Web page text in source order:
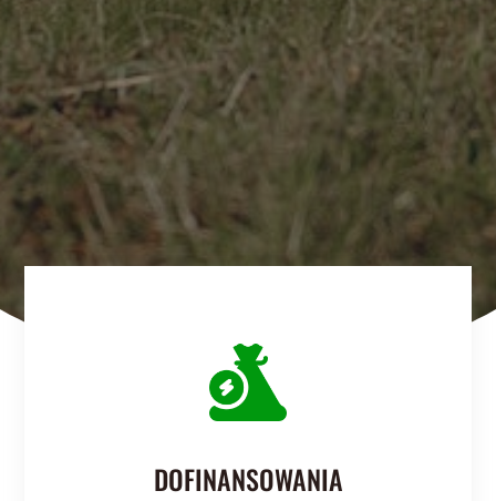
DOFINANSOWANIA